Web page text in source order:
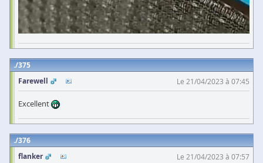
375
Farewell
Le 21/04/2023 à 07:45
Excellent
376
flanker
Le 21/04/2023 à 07:57